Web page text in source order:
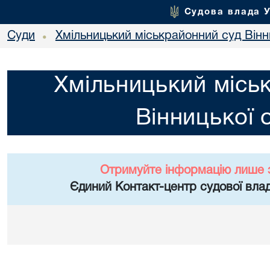
Судова влада
Суди • Хмільницький міськрайонний суд
Хмільницький
Вінницької
Отримуйте інформацію лише
Єдиний Контакт-центр судової